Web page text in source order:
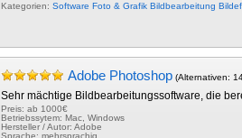
Kategorien: Software Foto & Grafik Bildbearbeitung
Adobe Photoshop (Alternativen:
Sehr mächtige Bildbearbeitungssoftware, die
Preis: ab 1000€
Betriebssytem: Mac, Windows
Hersteller / Autor: Adobe
Sprache: mehrsprachig